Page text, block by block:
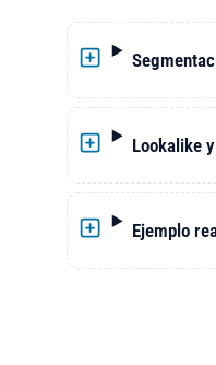
Lookalike
Ejemplo